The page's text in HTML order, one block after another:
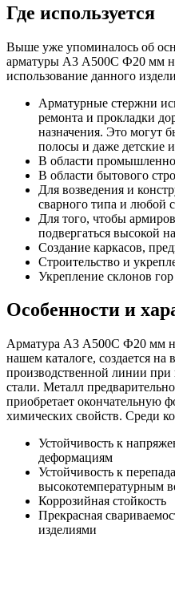
Где используется
Выше уже упоминалось об
арматуры А3 А500С Ф20 мм
использование данного
Арматурные стержни
ремонта и прокладки
назначения. Это могут
полосы и даже детские
В области
В области бытового
Для возведения и
сварного типа и любой
Для того, чтобы
подвергаться высокой
Создание каркасов,
Строительство и
Укрепление склонов
Особенности и
Арматура А3 А500С Ф20 мм
нашем каталоге, создается на
производственной линии
стали. Металл
приобретает окончательную
химических свойств. Среди
Устойчивость к
деформациям
Устойчивость к
высокотемпературным
Коррозийная стойкость
Прекрасная
изделиями